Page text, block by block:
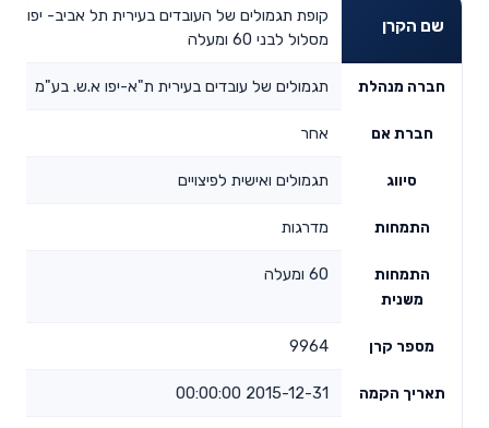
שם הקרן
קופת תגמולים של העובדים בעירית תל אביב- יפו
מסלול לבני 60 ומעלה
חברה מנהלת תגמולים של עובדים בעירית ת"א-יפו א.ש. בע"מ
חברת אם אחר
סיווג תגמולים ואישית לפיצויים
התמחות מדרגות
התמחות
משנית
60 ומעלה
מספר קרן 9964
תאריך הקמה 2015-12-31 00:00:00